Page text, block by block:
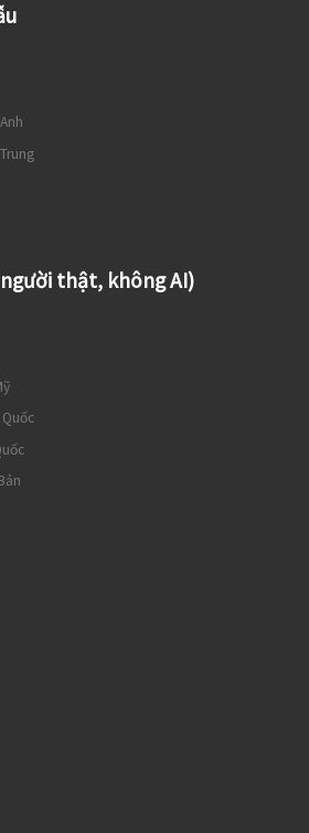
thật, không AI)